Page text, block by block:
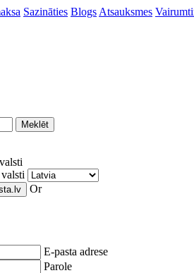
Sazināties Blogs Atsauksmes
Meklēt
Or
E-pasta adrese
Parole